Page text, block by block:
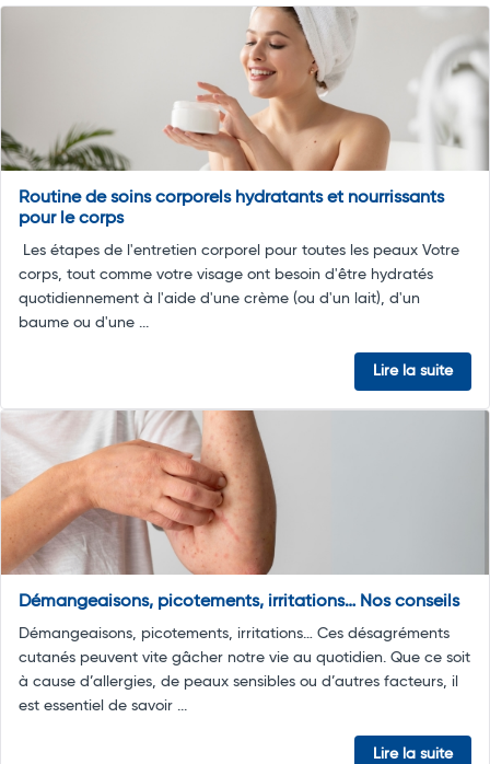
Routine de soins corporels hydratants et nourrissants
pour le corps
Les étapes de l'entretien corporel pour toutes les peaux Votre
corps, tout comme votre visage ont besoin d'être hydratés
quotidiennement à l'aide d'une crème (ou d'un lait), d'un
baume ou d'une ...
Lire la suite
Démangeaisons, picotements, irritations… Nos conseils
Démangeaisons, picotements, irritations… Ces désagréments
cutanés peuvent vite gâcher notre vie au quotidien. Que ce soit
à cause d’allergies, de peaux sensibles ou d’autres facteurs, il
est essentiel de savoir ...
Lire la suite